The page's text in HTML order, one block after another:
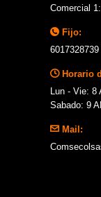
Comercial
Fijo:
Horario
Lun - Vie:
Sabado: 9
Mail: